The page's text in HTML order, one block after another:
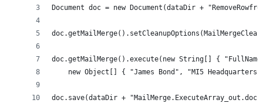
Document doc = new Document(dataDir +
doc.getMailMerge().execute(new String[] {
new Object[] { "James Bond", "MI5
doc.save(dataDir +